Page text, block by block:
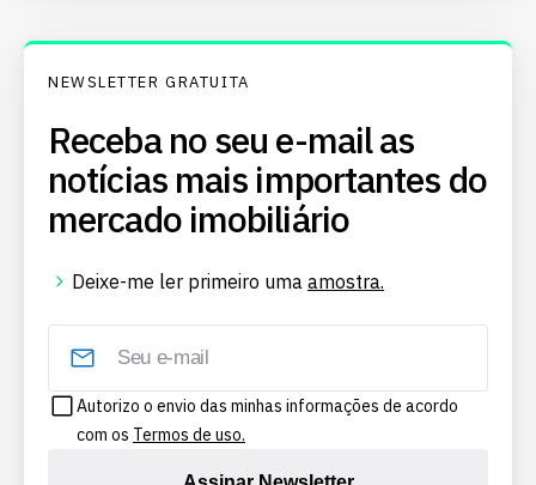
NEWSLETTER GRATUITA
Receba no seu e-mail as
notícias mais importantes do
mercado imobiliário
Deixe-me ler primeiro uma amostra.
Autorizo o envio das minhas informações de acordo
com os Termos de uso.